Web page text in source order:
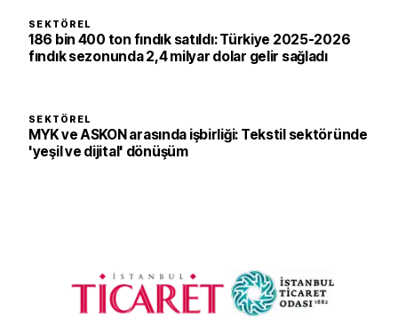
SEKTÖREL
186 bin 400 ton fındık satıldı: Türkiye 2025-2026
fındık sezonunda 2,4 milyar dolar gelir sağladı
SEKTÖREL
MYK ve ASKON arasında işbirliği: Tekstil sektöründe
'yeşil ve dijital' dönüşüm